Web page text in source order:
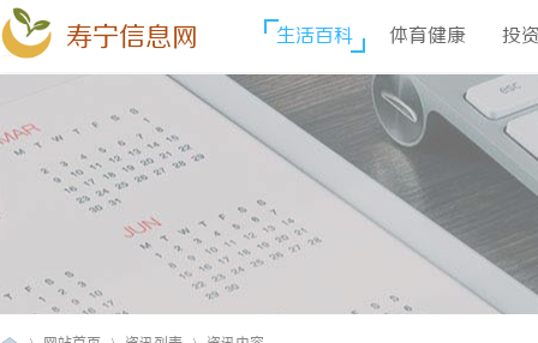
寿宁信息网 生活百科 体育健康 投